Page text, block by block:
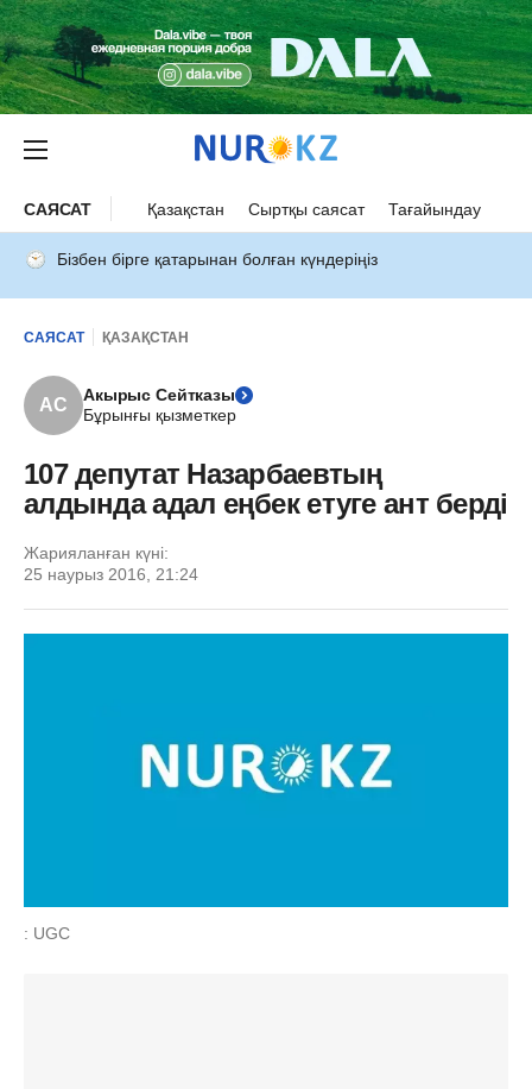
САЯСАТ Қазақстан Сыртқы саясат Тағайындау
Бізбен бірге қатарынан болған күндеріңіз
САЯСАТ ҚАЗАҚСТАН
АС
Акырыс Сейтказы
Бұрынғы қызметкер
107 депутат Назарбаевтың
алдында адал еңбек етуге ант берді
Жарияланған күні:
25 наурыз 2016, 21:24
: UGC